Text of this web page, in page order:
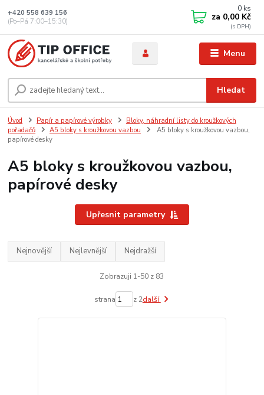
Menu
Hledat
+420 558 639 156
(Po–Pá 7:00–15:30)
0 ks
za 0,00 Kč
Úvod Papír a papírové výrobky
Bloky, náhradní listy do kroužkových
pořadačů
A5 bloky s kroužkovou vazbou
A5 bloky s kroužkovou vazbou,
papírové desky
A5 bloky s kroužkovou vazbou,
papírové desky
Upřesnit parametry
Nejnovější Nejlevnější Nejdražší
Zobrazuji 1-50 z 83
strana z 2další